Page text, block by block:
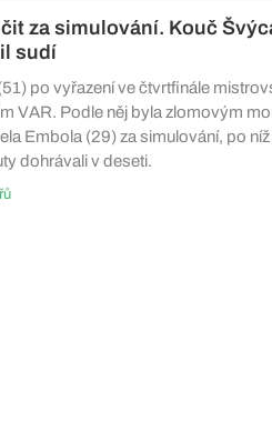
za simulování. Kouč
sudí
po vyřazení ve čtvrtfinále
VAR. Podle něj byla zlomovým
Embola (29) za simulování, po
dohrávali v deseti.